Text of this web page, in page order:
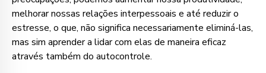
melhorar nossas relações interpessoais e até reduzir o
estresse, o que, não significa necessariamente eliminá-las,
mas sim aprender a lidar com elas de maneira eficaz
através também do autocontrole.